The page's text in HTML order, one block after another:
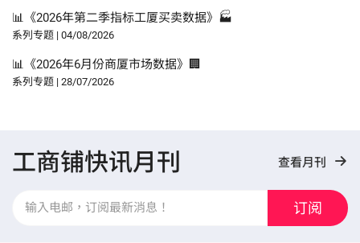
📊《2026年第二季指标工厦买卖数据》🏭
系列专题 | 04/08/2026
📊《2026年6月份商厦市场数据》🏢
系列专题 | 28/07/2026
工商铺快讯月刊 查看月刊
订阅